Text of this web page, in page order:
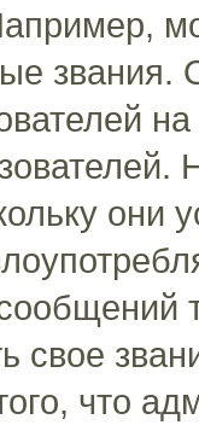
звания.
они
свое
что